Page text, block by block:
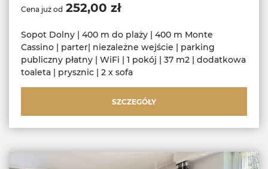
Cena już od 252,00 zł
Sopot Dolny | 400 m do plaży | 400 m Monte
Cassino | parter| niezależne wejście | parking
publiczny płatny | WiFi | 1 pokój | 37 m2 | dodatkowa
toaleta | prysznic | 2 x sofa
SZCZEGÓŁY